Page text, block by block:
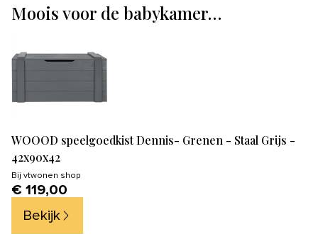
Moois voor de babykamer…
WOOOD speelgoedkist Dennis- Grenen - Staal Grijs -
42x90x42
Bij vtwonen shop
€ 119,00
Bekijk